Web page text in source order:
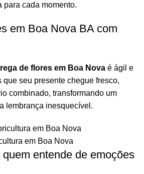
para cada momento.
em Boa Nova BA com
de flores em Boa Nova é ágil e
que seu presente chegue fresco,
combinado, transformando um
lembrança inesquecível.
em Boa Nova
entende de emoções